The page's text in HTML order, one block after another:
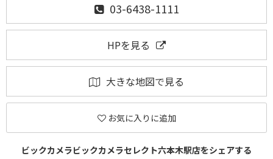
03-6438-1111
HPを見る
大きな地図で見る
お気に入りに追加
ビックカメラビックカメラセレクト六本木駅店をシェアする